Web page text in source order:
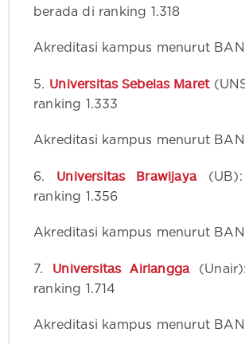
berada di ranking 1.318
Akreditasi kampus menurut
5. Universitas Sebelas Maret
ranking 1.333
Akreditasi kampus menurut
6. Universitas Brawijaya(UB):
ranking 1.356
Akreditasi kampus menurut
7. Universitas Airlangga
ranking 1.714
Akreditasi kampus menurut